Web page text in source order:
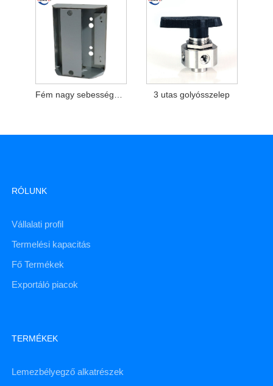
3 utas golyósszelep
RÓLUNK
Vállalati profil
Termelési kapacitás
Fő Termékek
Exportáló piacok
TERMÉKEK
Lemezbélyegző alkatrészek